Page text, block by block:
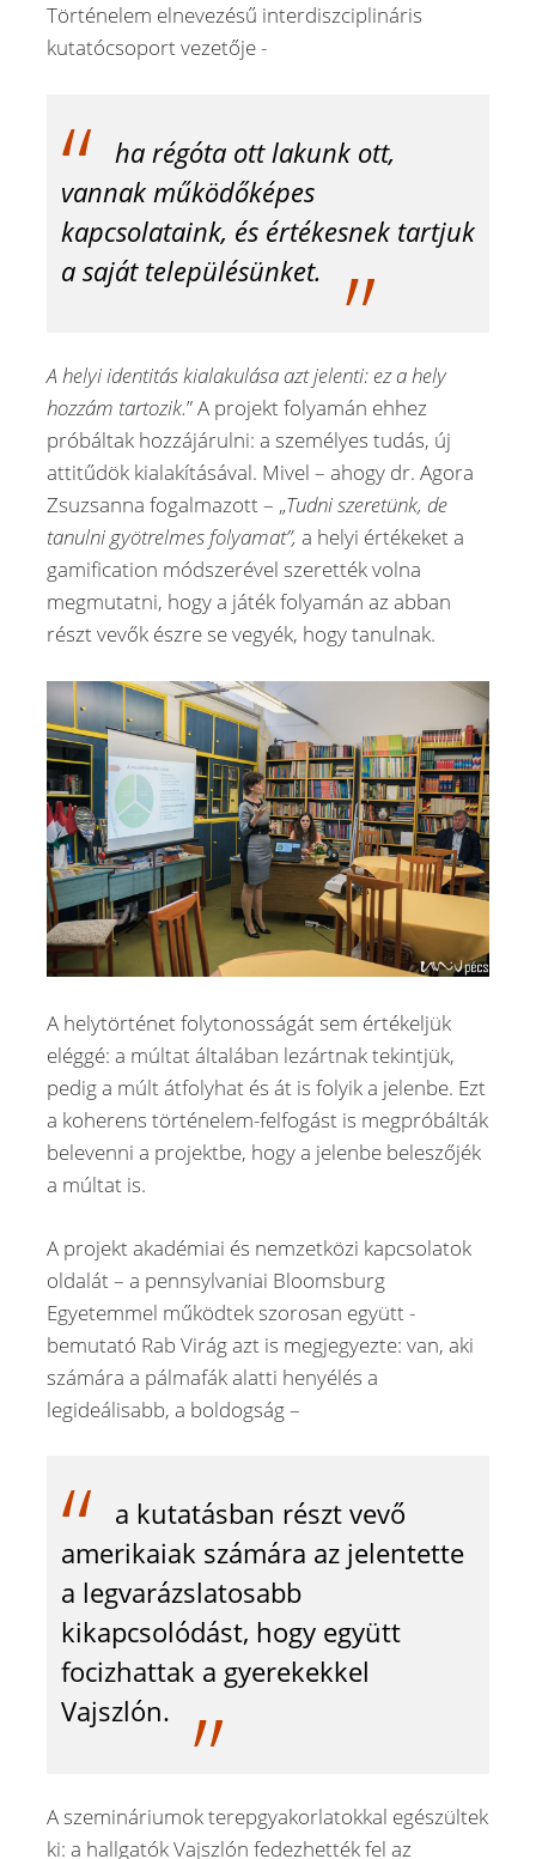
Történelem elnevezésű interdiszciplináris
kutatócsoport vezetője -
ha régóta ott lakunk ott,
vannak működőképes
kapcsolataink, és értékesnek tartjuk
a saját településünket.
A helyi identitás kialakulása azt jelenti: ez a hely
hozzám tartozik.” A projekt folyamán ehhez
próbáltak hozzájárulni: a személyes tudás, új
attitűdök kialakításával. Mivel – ahogy dr. Agora
Zsuzsanna fogalmazott – „Tudni szeretünk, de
tanulni gyötrelmes folyamat”, a helyi értékeket a
gamification módszerével szerették volna
megmutatni, hogy a játék folyamán az abban
részt vevők észre se vegyék, hogy tanulnak.
A helytörténet folytonosságát sem értékeljük
eléggé: a múltat általában lezártnak tekintjük,
pedig a múlt átfolyhat és át is folyik a jelenbe. Ezt
a koherens történelem-felfogást is megpróbálták
belevenni a projektbe, hogy a jelenbe beleszőjék
a múltat is.
A projekt akadémiai és nemzetközi kapcsolatok
oldalát – a pennsylvaniai Bloomsburg
Egyetemmel működtek szorosan együtt -
bemutató Rab Virág azt is megjegyezte: van, aki
számára a pálmafák alatti henyélés a
legideálisabb, a boldogság –
a kutatásban részt vevő
amerikaiak számára az jelentette
a legvarázslatosabb
kikapcsolódást, hogy együtt
focizhattak a gyerekekkel
Vajszlón.
A szemináriumok terepgyakorlatokkal egészültek
ki: a hallgatók Vajszlón fedezhették fel az